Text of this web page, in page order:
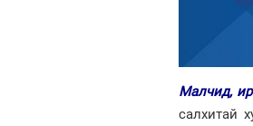
Малчид,
салхитай